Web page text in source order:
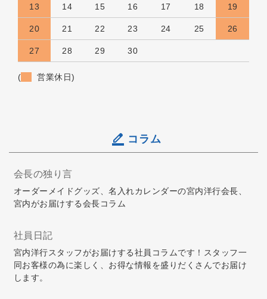
13 14 15 16 17 18 19
20 21 22 23 24 25 26
27 28 29 30
( 営業休日)
コラム
会長の独り言
オーダーメイドグッズ、名入れカレンダーの宮内洋行会長、
宮内がお届けする会長コラム
社員日記
宮内洋行スタッフがお届けする社員コラムです！スタッフ一
同お客様の為に楽しく、お得な情報を盛りだくさんでお届け
します。